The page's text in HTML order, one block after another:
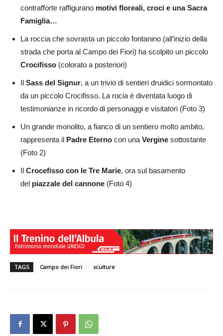
contrafforte raffigurano motivi floreali, croci e una Sacra
Famiglia…
La roccia che sovrasta un piccolo fontanino (all’inizio della
strada che porta al Campo dei Fiori) ha scolpito un piccolo
Crocifisso (colorato a posteriori)
Il Sass del Signur, a un trivio di sentieri druidici sormontato
da un piccolo Crocifisso. La rocia è diventata luogo di
testimonianze in ricordo di personaggi e visitatori (Foto 3)
Un grande monolito, a fianco di un sentiero molto ambito,
rappresenta il Padre Eterno con una Vergine sottostante
(Foto 2)
Il Crocefisso con le Tre Marie, ora sul basamento
del piazzale del cannone (Foto 4)
TAGS Campo dei Fiori sculture